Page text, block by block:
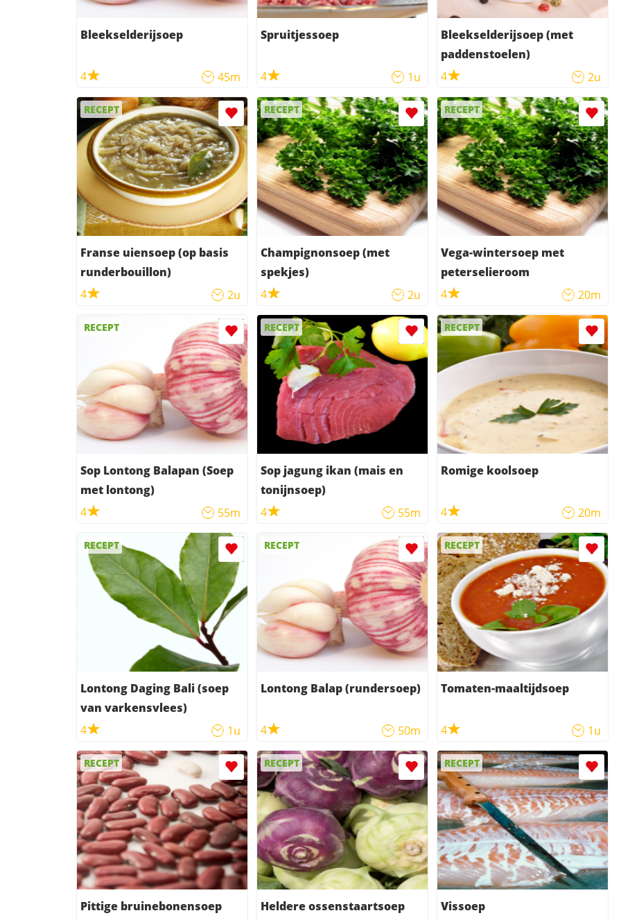
Bleekselderijsoep
4 45m
Spruitjessoep
4 1u
Bleekselderijsoep (met
paddenstoelen)
4
2u
RECEPT
Franse uiensoep (op basis
runderbouillon)
4
2u
RECEPT
Champignonsoep (met
spekjes)
4
2u
RECEPT
Vega-wintersoep met
peterselieroom
4
20m
RECEPT
Sop Lontong Balapan (Soep
met lontong)
4
55m
RECEPT
Sop jagung ikan (mais en
tonijnsoep)
4
55m
RECEPT
Romige koolsoep
4 20m
RECEPT
Lontong Daging Bali (soep
van varkensvlees)
4
1u
RECEPT
Lontong Balap (rundersoep)
4 50m
RECEPT
Tomaten-maaltijdsoep
4 1u
RECEPT
Pittige bruinebonensoep
RECEPT
Heldere ossenstaartsoep
RECEPT
Vissoep